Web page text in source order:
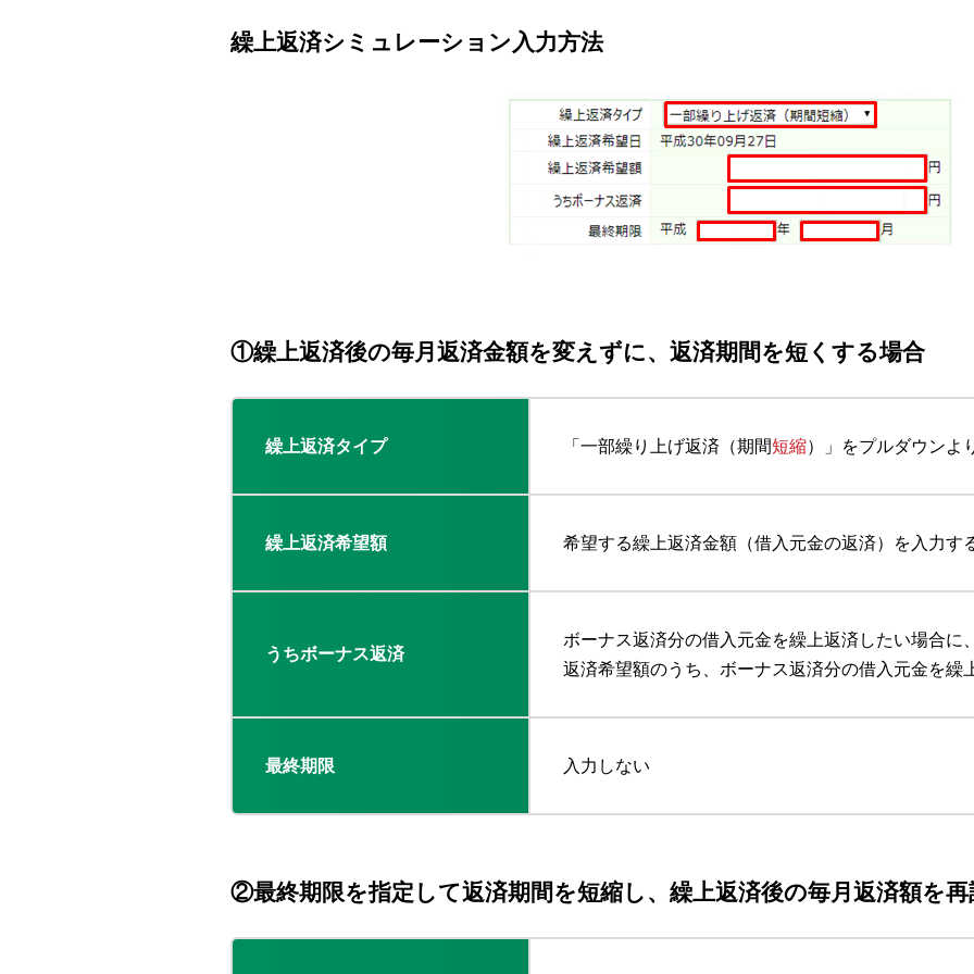
繰上返済シミュレーション入力方法
①繰上返済後の毎月返済金額を変えずに、返済期間を短くする場合
繰上返済タイプ 「一部繰り上げ返済（期間短縮）」をプルダウンよ
繰上返済希望額 希望する繰上返済金額（借入元金の返済）を入力す
うちボーナス返済
ボーナス返済分の借入元金を繰上返済したい場合に
返済希望額のうち、ボーナス返済分の借入元金を繰
最終期限 入力しない
②最終期限を指定して返済期間を短縮し、繰上返済後の毎月返済額を